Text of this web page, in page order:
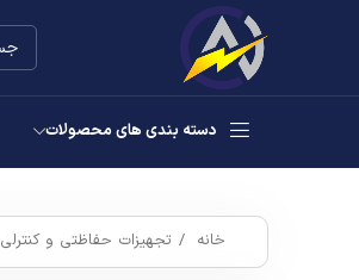
دسته بندی های محصولات
خانه تجهیزات حفاظتی و کنترلی